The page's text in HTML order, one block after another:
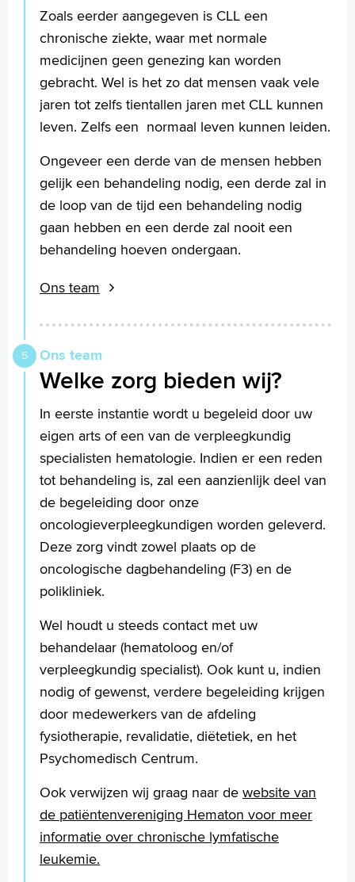
Zoals eerder aangegeven is CLL een
chronische ziekte, waar met normale
medicijnen geen genezing kan worden
gebracht. Wel is het zo dat mensen vaak vele
jaren tot zelfs tientallen jaren met CLL kunnen
leven. Zelfs een normaal leven kunnen leiden.
Ongeveer een derde van de mensen hebben
gelijk een behandeling nodig, een derde zal in
de loop van de tijd een behandeling nodig
gaan hebben en een derde zal nooit een
behandeling hoeven ondergaan.
Ons team
Ons team
Welke zorg bieden wij?
In eerste instantie wordt u begeleid door uw
eigen arts of een van de verpleegkundig
specialisten hematologie. Indien er een reden
tot behandeling is, zal een aanzienlijk deel van
de begeleiding door onze
oncologieverpleegkundigen worden geleverd.
Deze zorg vindt zowel plaats op de
oncologische dagbehandeling (F3) en de
polikliniek.
Wel houdt u steeds contact met uw
behandelaar (hematoloog en/of
verpleegkundig specialist). Ook kunt u, indien
nodig of gewenst, verdere begeleiding krijgen
door medewerkers van de afdeling
fysiotherapie, revalidatie, diëtetiek, en het
Psychomedisch Centrum.
Ook verwijzen wij graag naar de website van
de patiëntenvereniging Hematon voor meer
informatie over chronische lymfatische
leukemie.